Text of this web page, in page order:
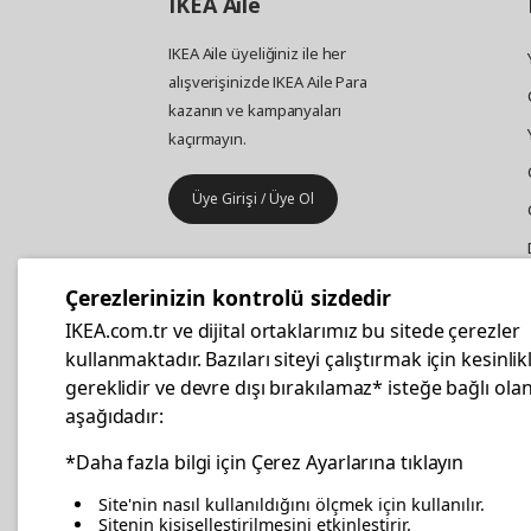
IKEA Aile üyeliğiniz ile her
alışverişinizde IKEA Aile Para
kazanın ve kampanyaları
kaçırmayın.
Üye Girişi / Üye Ol
İş yeri mobilya ve aksesuar
alışverişleriniz IKEA Kurumsal Kart
ile daha hesaplı.
Çerezlerinizin kontrolü sizdedir
IKEA.com.tr ve dijital ortaklarımız bu sitede çerezler
kullanmaktadır. Bazıları siteyi çalıştırmak için
gereklidir ve devre dışı bırakılamaz* isteğe bağlı
aşağıdadır:
*Daha fazla bilgi için Çerez Ayarlarına tıklayın
Site'nin nasıl kullanıldığını ölçmek için kullanılır.
Sitenin kişiselleştirilmesini etkinleştirir.